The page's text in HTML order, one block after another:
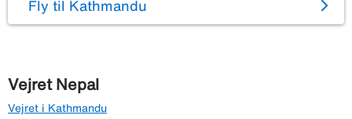
Fly til Kathmandu
Vejret Nepal
Vejret i Kathmandu